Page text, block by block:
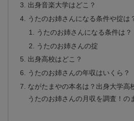
出身音楽大学はどこ？
うたのお姉さんになる条件や掟は
うたのお姉さんになる条件は？
うたのお姉さんの掟
出身高校はどこ？
うたのお姉さんの年収はいくら？
ながたまやの本名は？出身大学高
うたのお姉さんの月収を調査！の